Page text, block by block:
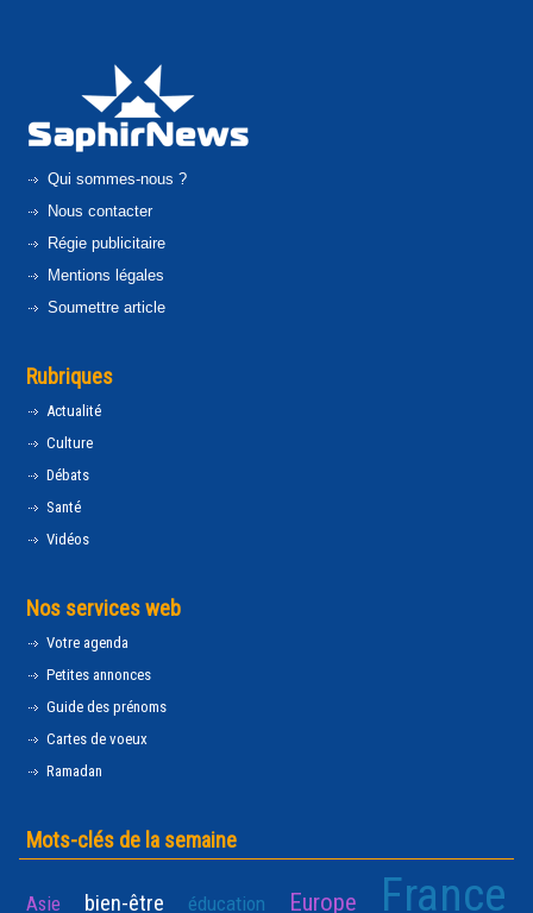
Qui sommes-nous ?
Nous contacter
Régie publicitaire
Mentions légales
Soumettre article
Rubriques
Actualité
Culture
Débats
Santé
Vidéos
Nos services web
Votre agenda
Petites annonces
Guide des prénoms
Cartes de voeux
Ramadan
Mots-clés de la semaine
Asie bien-être éducation Europe France